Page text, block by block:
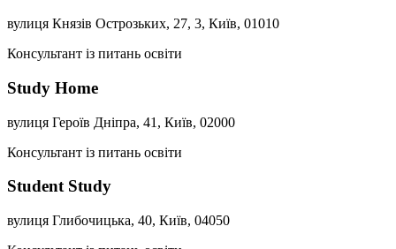
вулиця Князів Острозьких, 27, 3, Київ, 01010
Консультант із питань освіти
Study Home
вулиця Героїв Дніпра, 41, Київ, 02000
Консультант із питань освіти
Student Study
вулиця Глибочицька, 40, Київ, 04050